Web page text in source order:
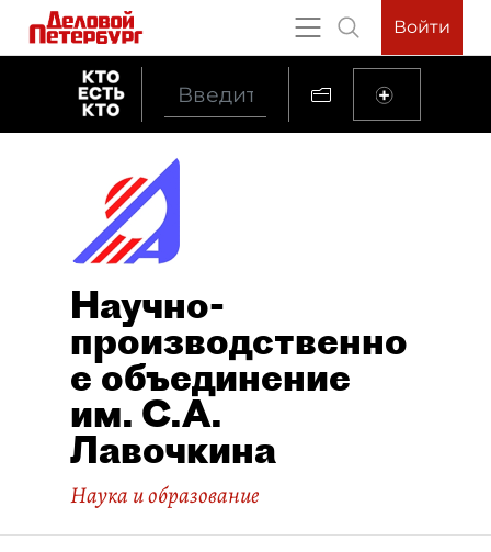
Войти
Научно-
производственно
е объединение
им. С.А.
Лавочкина
Наука и образование